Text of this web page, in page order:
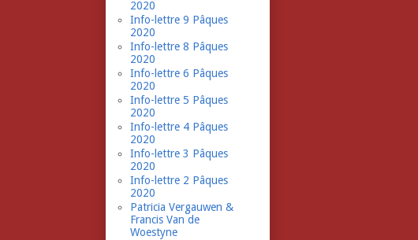
2020
Info-lettre 9 Pâques
2020
Info-lettre 8 Pâques
2020
Info-lettre 6 Pâques
2020
Info-lettre 5 Pâques
2020
Info-lettre 4 Pâques
2020
Info-lettre 3 Pâques
2020
Info-lettre 2 Pâques
2020
Patricia Vergauwen &
Francis Van de
Woestyne